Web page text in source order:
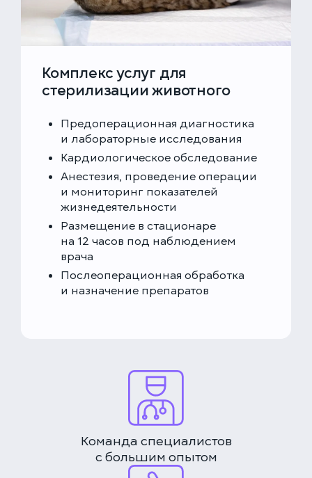
Комплекс услуг для
стерилизации животного
Предоперационная диагностика
и лабораторные исследования
Кардиологическое обследование
Анестезия, проведение операции
и мониторинг показателей
жизнедеятельности
Размещение в стационаре
на 12 часов под наблюдением
врача
Послеоперационная обработка
и назначение препаратов
Команда специалистов
с большим опытом